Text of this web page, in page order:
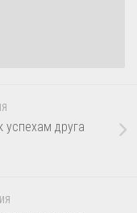
успехам друга